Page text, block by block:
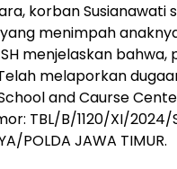
korban Susianawati
menimpah
menjelaskan
melaporkan
and Caurse
TBL/B/1120/XI/2024/
POLDA JAWA TIMUR.